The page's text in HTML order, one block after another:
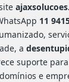
11
a
suporte
e